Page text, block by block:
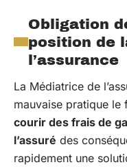
Obligation
position de
l’assurance
La Médiatrice de
mauvaise pratique le
courir des frais de
l’assuré des
rapidement une